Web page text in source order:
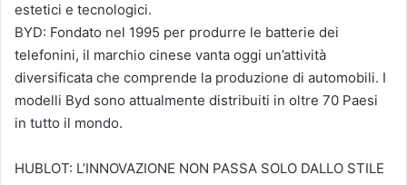
estetici e tecnologici.
BYD: Fondato nel 1995 per produrre le batterie dei
telefonini, il marchio cinese vanta oggi un’attività
diversificata che comprende la produzione di automobili. I
modelli Byd sono attualmente distribuiti in oltre 70 Paesi
in tutto il mondo.
HUBLOT: L’INNOVAZIONE NON PASSA SOLO DALLO STILE